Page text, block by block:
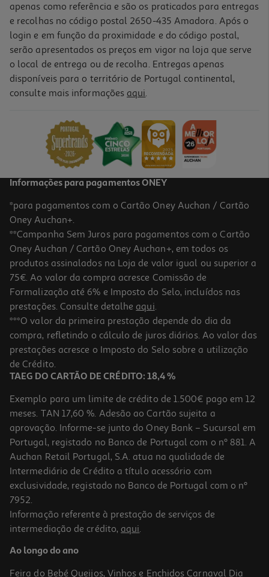
Gin Beefeater Dry 1 L
26,59 €
-20%
5.0
Gin Mare 0.70l
45.7 €/Lt
Price reduced from
39,99 €to
31,99 €
Promoção
Gin Cacimba Atlântico 0.70l
41.41 €/Lt
apenas como referência e são os praticados para entregas
e recolhas no código postal 2650-435 Amadora. Após o
login e em função da proximidade e do código postal,
serão apresentados os preços em vigor na loja que serve
o local de entrega ou de recolha. Entregas apenas
disponíveis para o território de Portugal continental,
consulte mais informações aqui.
Informações para pagamentos ONEY
*para pagamentos com o Cartão Oney Auchan / Cartão
Oney Auchan+.
**Campanha Sem Juros para pagamentos com o Cartão
Oney Auchan / Cartão Oney Auchan+, em todos os
produtos assinalados na Loja de valor igual ou superior a
75€. Ao valor da compra acresce Comissão de
Formalização até 6% e Imposto do Selo, incluídos nas
prestações. Consulte detalhe aqui.
***O valor da primeira prestação depende do dia da
compra, refletindo o cálculo de juros diários. Ao valor das
prestações acresce o Imposto do Selo sobre a utilização
de Crédito.
TAEG DO CARTÃO DE CRÉDITO: 18,4 %
Exemplo para um limite de crédito de 1.500€ pago em 12
meses. TAN 17,60 %. Adesão ao Cartão sujeita a
aprovação. Informe-se junto do Oney Bank – Sucursal em
Portugal, registado no Banco de Portugal com o nº 881. A
Auchan Retail Portugal, S.A. atua na qualidade de
Intermediário de Crédito a título acessório com
exclusividade, registado no Banco de Portugal com o nº
7952.
Informação referente à prestação de serviços de
intermediação de crédito, aqui.
Ao longo do ano
Feira do Bebé Queijos, Vinhos e Enchidos Carnaval Dia